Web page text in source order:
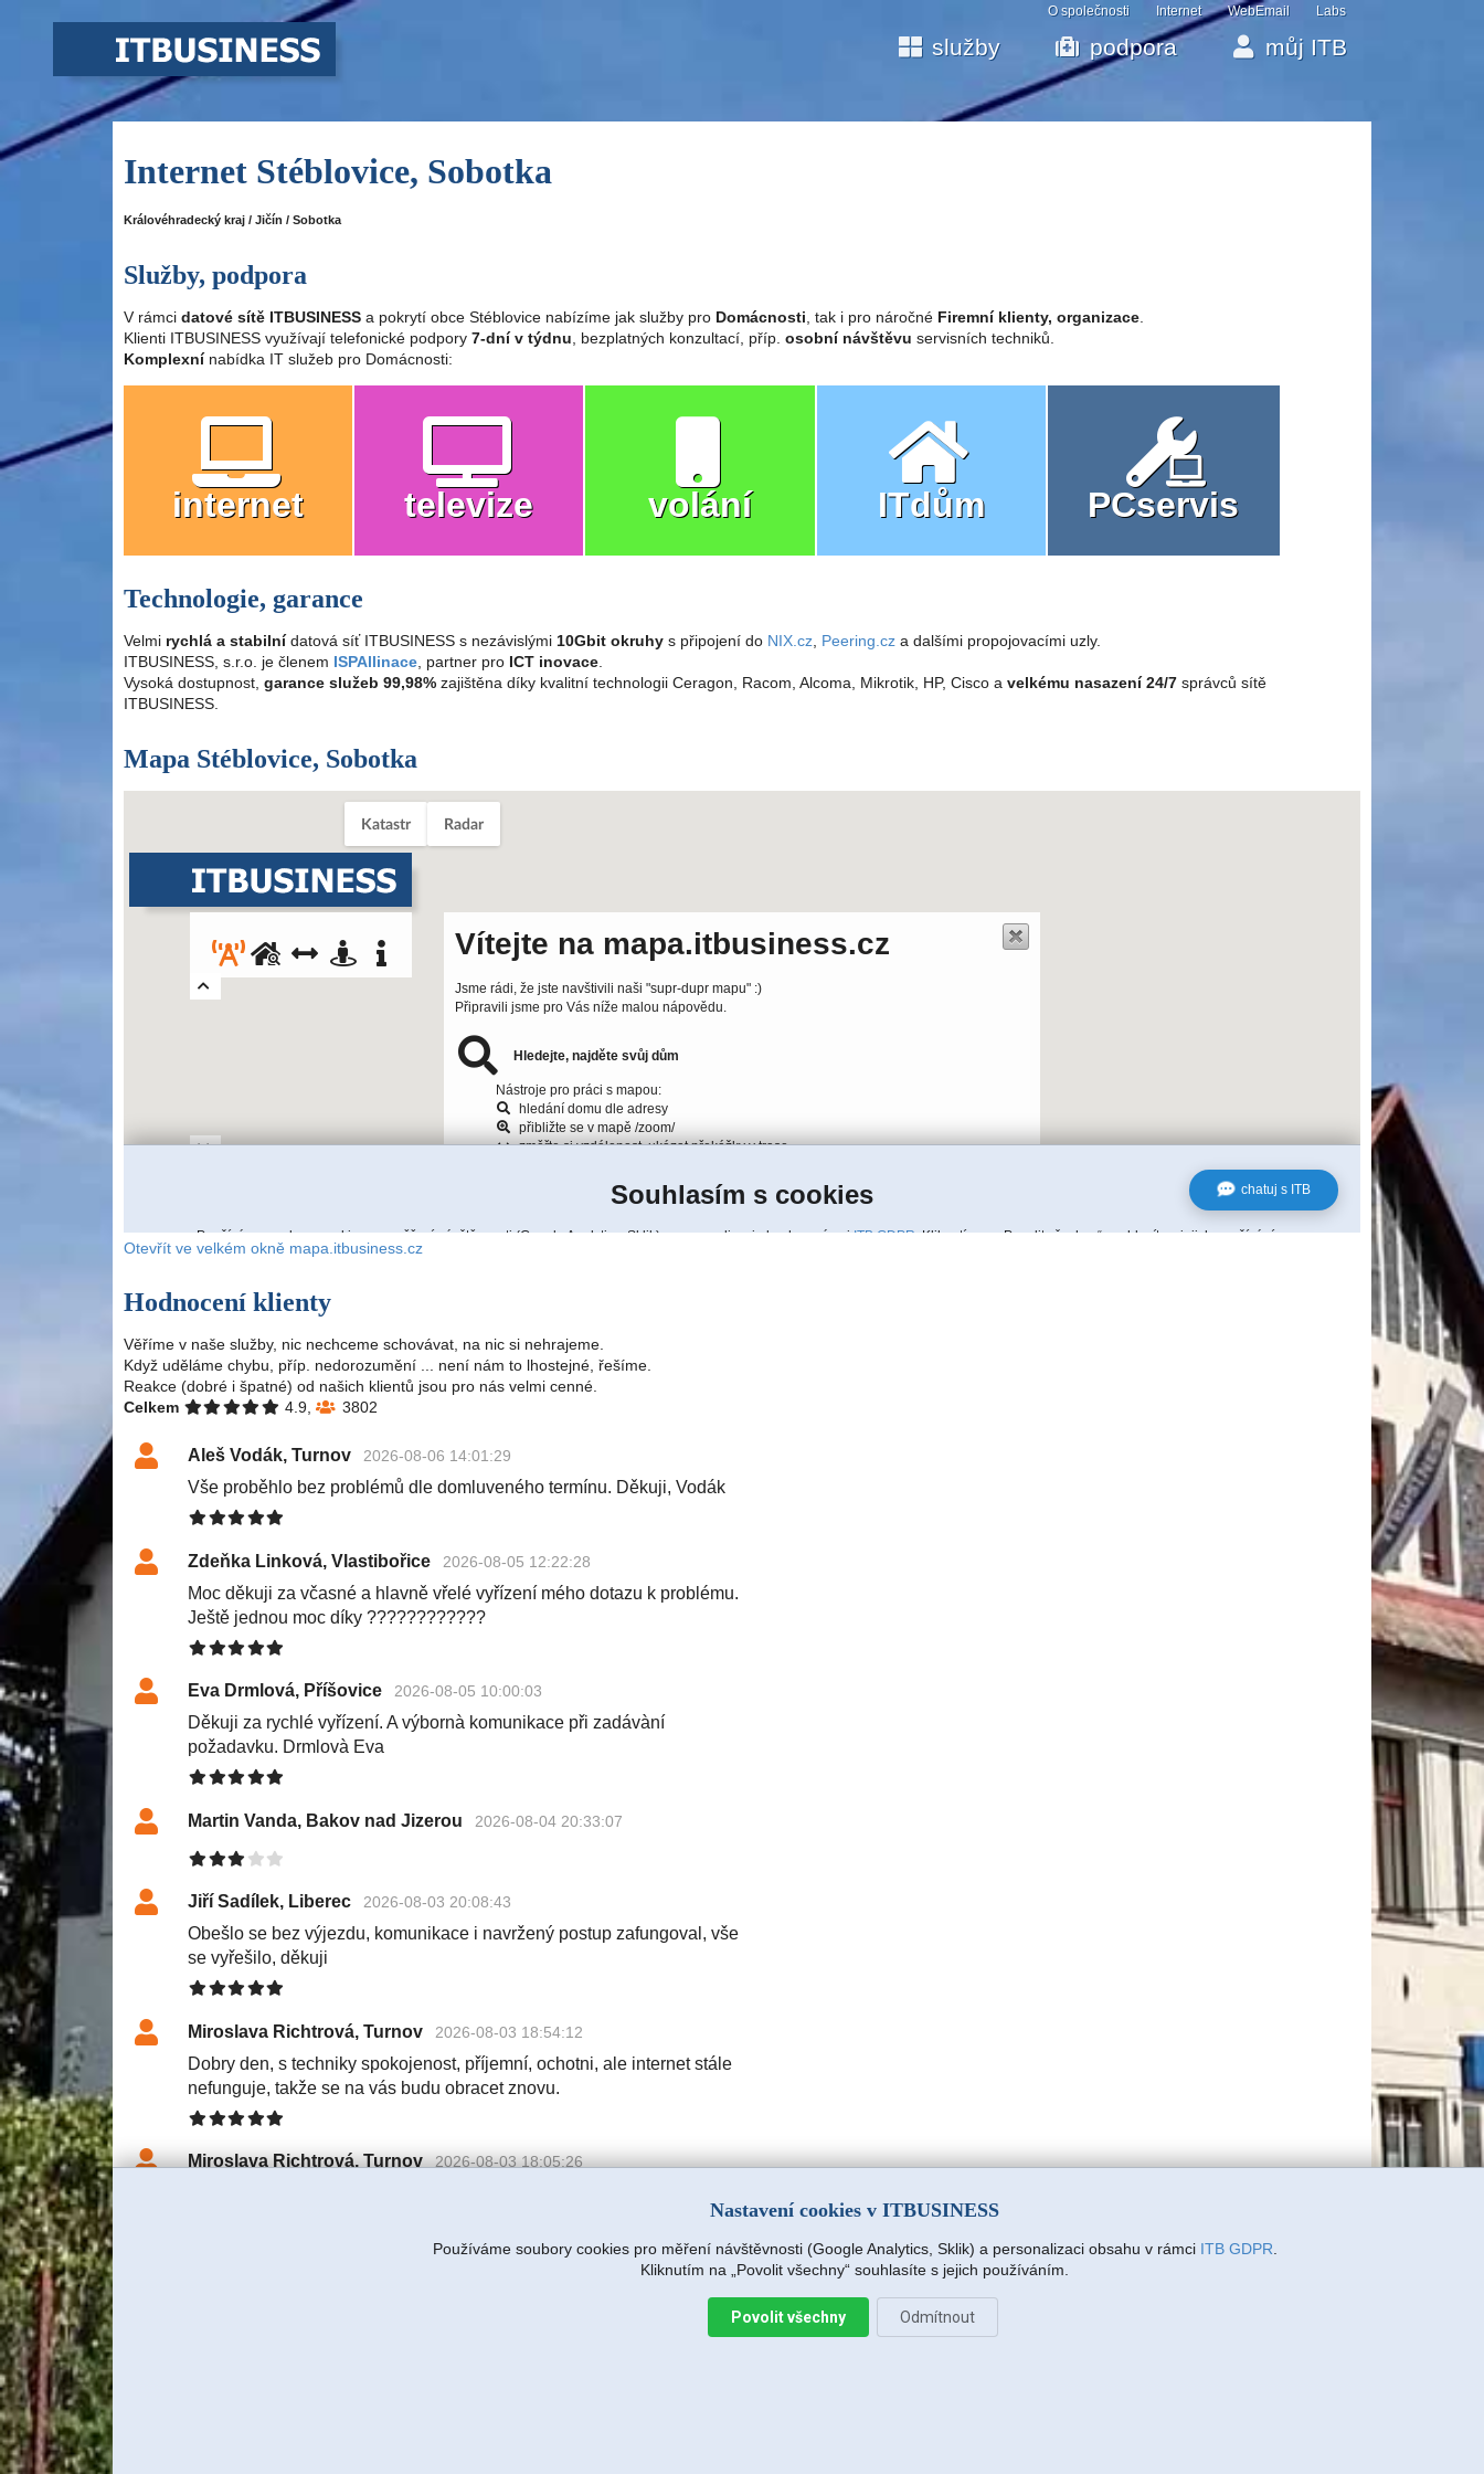
služby podpora můj ITB
O společnosti Internet WebEmail Labs
Internet Stéblovice, Sobotka
Královéhradecký kraj / Jičín / Sobotka
Služby, podpora
V rámci datové sítě ITBUSINESS a pokrytí obce Stéblovice nabízíme jak služby pro Domácnosti , tak i pro náročné Firemní klienty, organizace
Klienti ITBUSINESS využívají telefonické podpory 7-dní v týdnu , bezplatných konzultací, příp. osobní návštěvu servisních techniků.
Komplexnínabídka IT služeb pro Domácnosti:
internet televize volání ITdům PCservis
Technologie, garance
Velmi rychlá a stabilnídatová síť ITBUSINESS s nezávislými 10Gbit okruhy s připojení do NIX.cz Peering.cz a dalšími propojovacími uzly.
ITBUSINESS, s.r.o. je členem ISPAllinace , partner pro ICT inovace
Vysoká dostupnost, garance služeb 99,98% zajištěna díky kvalitní technologii Ceragon, Racom, Alcoma, Mikrotik, HP, Cisco a velkému nasazení 24/7 správců sítě
ITBUSINESS.
Mapa Stéblovice, Sobotka
Otevřít ve velkém okně mapa.itbusiness.cz
Hodnocení klienty
Věříme v naše služby, nic nechceme schovávat, na nic si nehrajeme.
Když uděláme chybu, příp. nedorozumění ... není nám to lhostejné, řešíme.
Reakce (dobré i špatné) od našich klientů jsou pro nás velmi cenné.
Celkem
4.9, 3802
Aleš Vodák, Turnov 2026-08-06 14:01:29
Vše proběhlo bez problémů dle domluveného termínu. Děkuji, Vodák
Zdeňka Linková, Vlastibořice 2026-08-05 12:22:28
Moc děkuji za včasné a hlavně vřelé vyřízení mého dotazu k problému.
Ještě jednou moc díky ????????????
Eva Drmlová, Příšovice 2026-08-05 10:00:03
Děkuji za rychlé vyřízení. A výbornà komunikace při zadávàní
požadavku. Drmlovà Eva
Martin Vanda, Bakov nad Jizerou 2026-08-04 20:33:07
Jiří Sadílek, Liberec 2026-08-03 20:08:43
Obešlo se bez výjezdu, komunikace i navržený postup zafungoval, vše
se vyřešilo, děkuji
Miroslava Richtrová, Turnov 2026-08-03 18:54:12
Dobry den, s techniky spokojenost, příjemní, ochotni, ale internet stále
nefunguje, takže se na vás budu obracet znovu.
Miroslava Richtrová, Turnov 2026-08-03 18:05:26
S klientkou jsme domluvili servis hned na další pracovní den (dnes),
Nastavení cookies v ITBUSINESS
Používáme soubory cookies pro měření návštěvnosti (Google Analytics, Sklik) a personalizaci obsahu v rámci ITB GDPR
Kliknutím na „Povolit všechny“ souhlasíte s jejich používáním.
Povolit všechny Odmítnout